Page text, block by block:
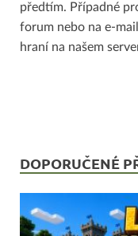
předtím. Případné
forum nebo na e-
hraní na našem
DOPORUČENÉ